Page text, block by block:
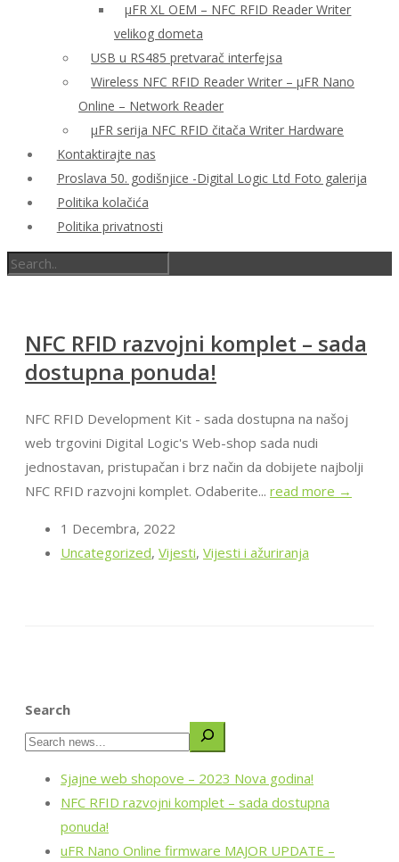
µFR XL OEM – NFC RFID Reader Writer
velikog dometa
USB u RS485 pretvarač interfejsa
Wireless NFC RFID Reader Writer – μFR Nano
Online – Network Reader
μFR serija NFC RFID čitača Writer Hardware
Kontaktirajte nas
Proslava 50. godišnjice -Digital Logic Ltd Foto galerija
Politika kolačića
Politika privatnosti
NFC RFID razvojni komplet – sada
dostupna ponuda!
NFC RFID Development Kit - sada dostupna na našoj
web trgovini Digital Logic's Web-shop sada nudi
jednostavan, pristupačan i brz način da dobijete najbolji
NFC RFID razvojni komplet. Odaberite... read more →
1 Decembra, 2022
Uncategorized, Vijesti, Vijesti i ažuriranja
Search
Sjajne web shopove – 2023 Nova godina!
NFC RFID razvojni komplet – sada dostupna
ponuda!
uFR Nano Online firmware MAJOR UPDATE –